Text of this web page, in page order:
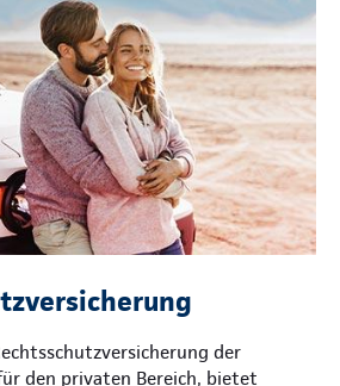
der
den privaten Bereich, bietet